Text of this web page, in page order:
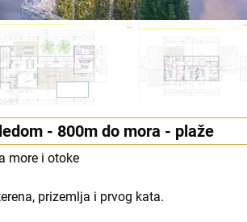
- 800m do mora - plaže
more i otoke
prizemlja i prvog kata.